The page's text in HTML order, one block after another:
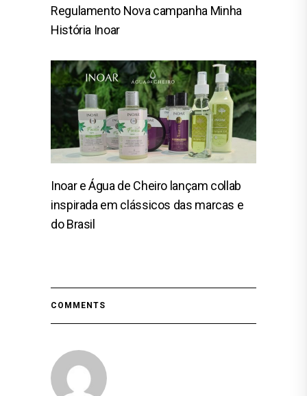
Regulamento Nova campanha Minha
História Inoar
Inoar e Água de Cheiro lançam collab
inspirada em clássicos das marcas e
do Brasil
COMMENTS